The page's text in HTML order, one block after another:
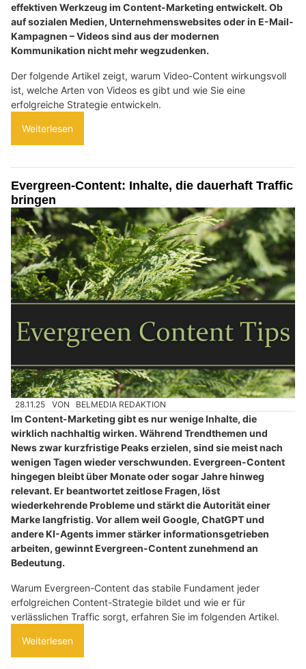
effektiven Werkzeug im Content-Marketing entwickelt. Ob
auf sozialen Medien, Unternehmenswebsites oder in E-Mail-
Kampagnen – Videos sind aus der modernen
Kommunikation nicht mehr wegzudenken.
Der folgende Artikel zeigt, warum Video-Content wirkungsvoll
ist, welche Arten von Videos es gibt und wie Sie eine
erfolgreiche Strategie entwickeln.
Weiterlesen
Evergreen-Content: Inhalte, die dauerhaft Traffic
bringen
28.11.25 VON BELMEDIA REDAKTION
Im Content-Marketing gibt es nur wenige Inhalte, die
wirklich nachhaltig wirken. Während Trendthemen und
News zwar kurzfristige Peaks erzielen, sind sie meist nach
wenigen Tagen wieder verschwunden. Evergreen-Content
hingegen bleibt über Monate oder sogar Jahre hinweg
relevant. Er beantwortet zeitlose Fragen, löst
wiederkehrende Probleme und stärkt die Autorität einer
Marke langfristig. Vor allem weil Google, ChatGPT und
andere KI-Agents immer stärker informationsgetrieben
arbeiten, gewinnt Evergreen-Content zunehmend an
Bedeutung.
Warum Evergreen-Content das stabile Fundament jeder
erfolgreichen Content-Strategie bildet und wie er für
verlässlichen Traffic sorgt, erfahren Sie im folgenden Artikel.
Weiterlesen